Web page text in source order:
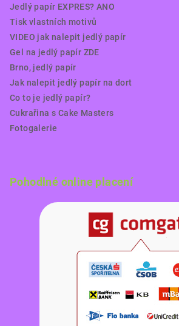
Jedlý papír EXPRES? ANO
Tisk vlastních motivů
VIDEO jak nalepit jedlý papír
Gel na jedlý papír ZDE
Brno, jedlý papír
Jak nalepit jedlý papír na dort
Co to je jedlý papír?
Cukrařina s Cake Masters
Fotogalerie
Pohodlné online placení